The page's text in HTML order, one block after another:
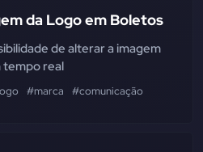
da Logo em Boletos
de alterar a imagem
tempo real
#marca #comunicação